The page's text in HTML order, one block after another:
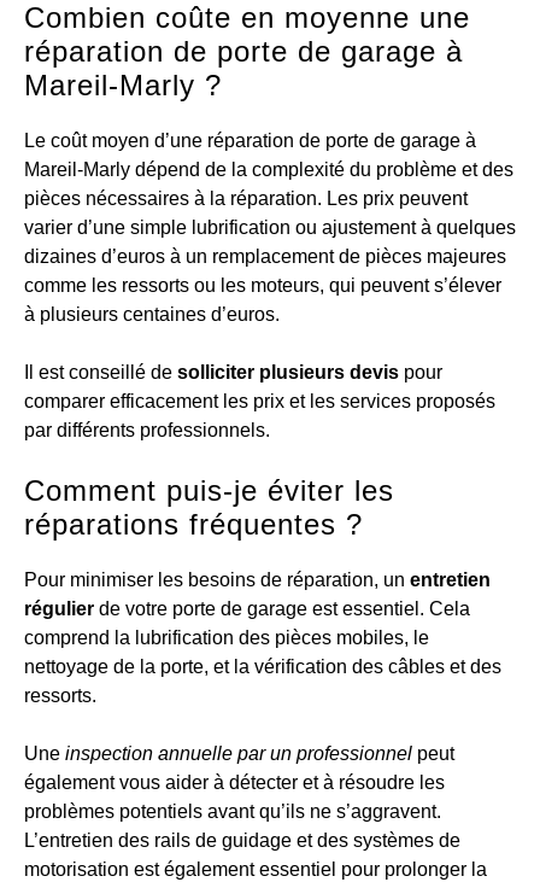
Combien coûte en moyenne une
réparation de porte de garage à
Mareil-Marly ?
Le coût moyen d’une réparation de porte de garage à
Mareil-Marly dépend de la complexité du problème et des
pièces nécessaires à la réparation. Les prix peuvent
varier d’une simple lubrification ou ajustement à quelques
dizaines d’euros à un remplacement de pièces majeures
comme les ressorts ou les moteurs, qui peuvent s’élever
à plusieurs centaines d’euros.
Il est conseillé de solliciter plusieurs devis pour
comparer efficacement les prix et les services proposés
par différents professionnels.
Comment puis-je éviter les
réparations fréquentes ?
Pour minimiser les besoins de réparation, un entretien
régulier de votre porte de garage est essentiel. Cela
comprend la lubrification des pièces mobiles, le
nettoyage de la porte, et la vérification des câbles et des
ressorts.
Une inspection annuelle par un professionnel peut
également vous aider à détecter et à résoudre les
problèmes potentiels avant qu’ils ne s’aggravent.
L’entretien des rails de guidage et des systèmes de
motorisation est également essentiel pour prolonger la